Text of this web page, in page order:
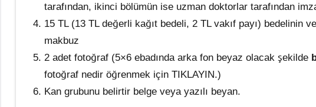
tarafından, ikinci bölümün ise uzman doktorlar tarafından
15 TL (13 TL değerli kağıt bedeli, 2 TL vakıf payı) bedelinin
makbuz
2 adet fotoğraf (5×6 ebadında arka fon beyaz olacak şekilde
fotoğraf nedir öğrenmek için TIKLAYIN.)
Kan grubunu belirtir belge veya yazılı beyan.